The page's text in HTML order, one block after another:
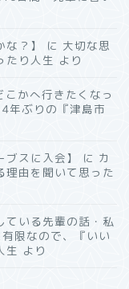
？】 に 大切な思
たり人生 より
こかへ行きたくなっ
年ぶりの『津島市
スに入会】 に カ
理由を聞いて思った
ている先輩の話・私
有限なので、『いい
生 より